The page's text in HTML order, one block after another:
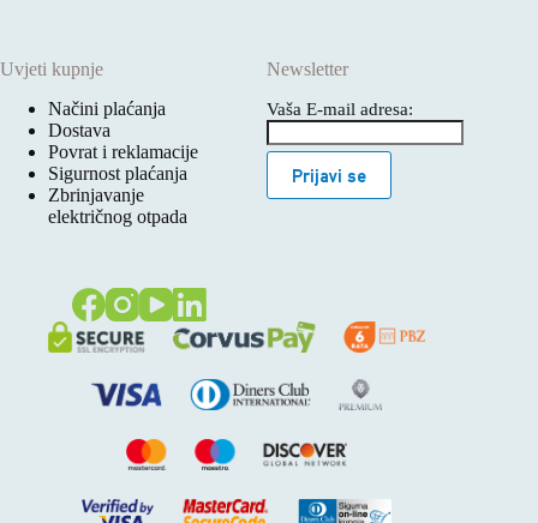
Uvjeti kupnje
Načini plaćanja
Dostava
Povrat i reklamacije
Sigurnost plaćanja
Zbrinjavanje
električnog otpada
Newsletter
Vaša E-mail adresa:
Prijavi se